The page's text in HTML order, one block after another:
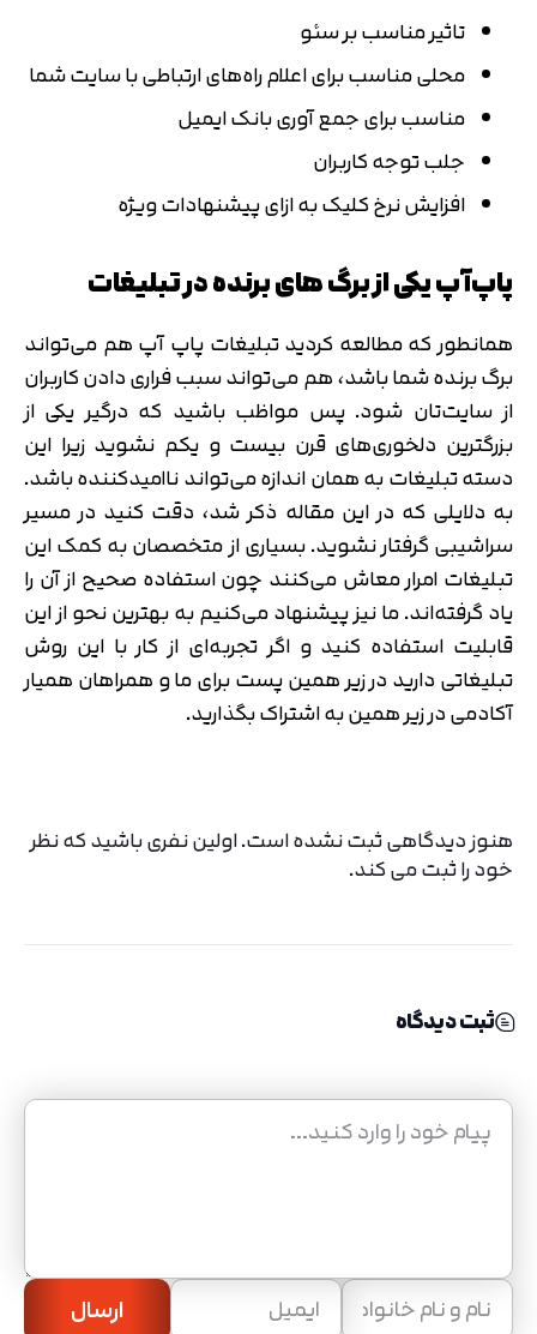
تاثیر مناسب بر سئو
محلی مناسب برای اعلام راه‌های ارتباطی با سایت شما
مناسب برای جمع آوری بانک ایمیل
جلب توجه کاربران
افزایش نرخ کلیک به ازای پیشنهادات ویژه
پاپ‌آپ یکی از برگ های برنده در تبلیغات
همانطور که مطالعه کردید تبلیغات پاپ آپ هم می‌تواند
برگ برنده شما باشد، هم می‌تواند سبب فراری دادن کاربران
از سایت‌تان شود. پس مواظب باشید که درگیر یکی از
بزرگترین دلخوری‌های قرن بیست و یکم نشوید زیرا این
دسته تبلیغات به همان اندازه می‌تواند ناامیدکننده باشد.
به دلایلی که در این مقاله ذکر شد، دقت کنید در مسیر
سراشیبی گرفتار نشوید. بسیاری از متخصصان به کمک این
تبلیغات امرار معاش می‌کنند چون استفاده صحیح از آن را
یاد گرفته‌اند. ما نیز پیشنهاد می‌کنیم به بهترین نحو از این
قابلیت استفاده کنید و اگر تجربه‌ای از کار با این روش
تبلیغاتی دارید در زیر همین پست برای ما و همراهان همیار
آکادمی در زیر همین به اشتراک بگذارید.
هنوز دیدگاهی ثبت نشده است. اولین نفری باشید که نظر
خود را ثبت می کند.
ثبت دیدگاه
ارسال